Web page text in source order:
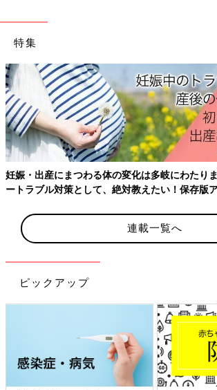
入院安静をする、自治体の一時保育サービスや
トを利用するなど、対策を考えましょう。
いかがでしたか。出血やおなかの痛みがある
すが、切迫流産は必ずしも流産につながると
続することも多いものです。正しい知識を持
ラックスして妊娠生活を送るようにしましょ
執筆／たまごクラブ編集部
監修／杉本充弘先生
妊娠中におススメのアプリ
特集
妊娠・出産にまつわる体の変化は多岐にわたり
ートラブル対策として、絶対教えたい！保存版
連載一覧へ
ピックアップ